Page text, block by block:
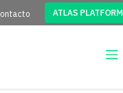
ATLAS PLATFORM